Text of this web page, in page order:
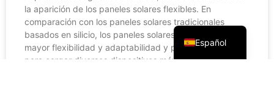
la aparición de los paneles solares flexibles. En
comparación con los paneles solares tradicionales
basados en silicio, los paneles solares flexibles tienen
mayor flexibilidad y adaptabilidad y pueden utilizarse
para cargar diversos dispositivos móviles.
Español
English